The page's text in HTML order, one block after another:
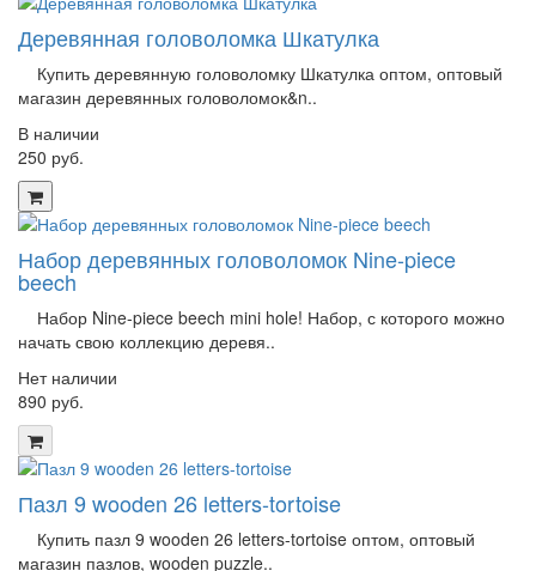
Деревянная головоломка Шкатулка
Купить деревянную головоломку Шкатулка оптом, оптовый
магазин деревянных головоломок&n..
В наличии
250 руб.
Набор деревянных головоломок Nine-piece
beech
Набор Nine-piece beech mini hole! Набор, с которого можно
начать свою коллекцию деревя..
Нет наличии
890 руб.
Пазл 9 wooden 26 letters-tortoise
Купить пазл 9 wooden 26 letters-tortoise оптом, оптовый
магазин пазлов, wooden puzzle..